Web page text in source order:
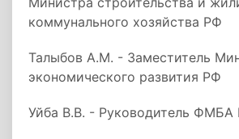
коммунального хозяйства РФ
Талыбов А.М. - Заместитель
экономического развития РФ
Уйба В.В. - Руководитель ФМБА